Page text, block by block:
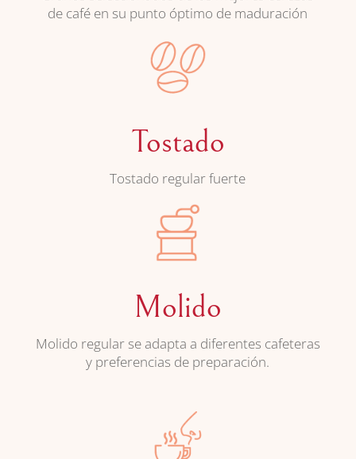
de café en su punto óptimo de maduración
Tostado
Tostado regular fuerte
Molido
Molido regular se adapta a diferentes cafeteras
y preferencias de preparación.